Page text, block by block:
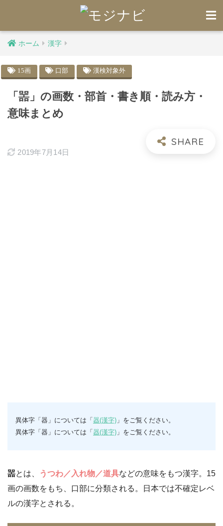
ホーム 漢字
15画 口部 漢検対象外
「噐」の画数・部首・書き順・読み方・
意味まとめ
2019年7月14日
異体字「器」については「 器(漢字) 」をご覧ください。
異体字「器」については「 器(漢字) 」をご覧ください。
噐とは、 うつわ／入れ物／道具などの意味をもつ漢字。15
画の画数をもち、口部に分類される。日本では不確定レベ
ルの漢字とされる。